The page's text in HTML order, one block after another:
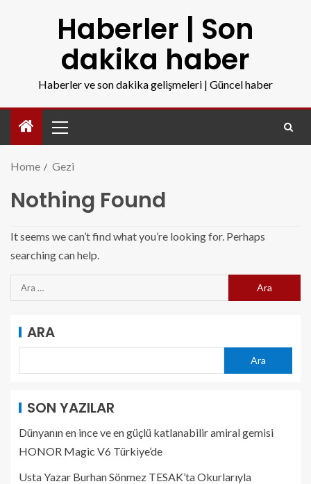
Haberler | Son
dakika haber
Haberler ve son dakika gelişmeleri | Güncel haber
Home Gezi
Nothing Found
It seems we can’t find what you’re looking for. Perhaps
searching can help.
ARA
Ara
SON YAZILAR
Dünyanın en ince ve en güçlü katlanabilir amiral gemisi
HONOR Magic V6 Türkiye’de
Usta Yazar Burhan Sönmez TESAK’ta Okurlarıyla